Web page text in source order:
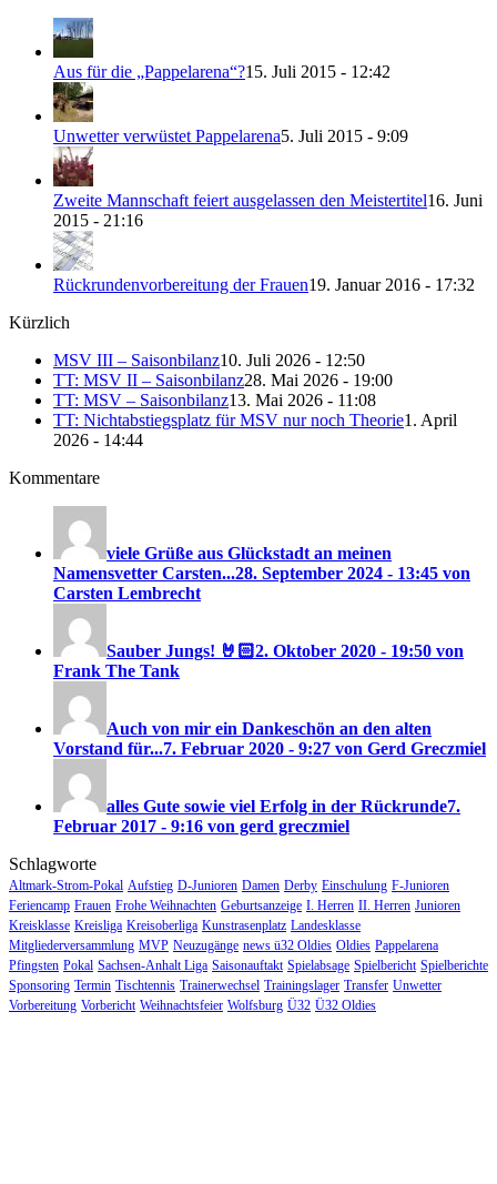
Aus für die „Pappelarena“?15. Juli 2015 - 12:42
Unwetter verwüstet Pappelarena5. Juli 2015 - 9:09
Zweite Mannschaft feiert ausgelassen den Meistertitel16. Juni
2015 - 21:16
Rückrundenvorbereitung der Frauen19. Januar 2016 - 17:32
Kürzlich
MSV III – Saisonbilanz10. Juli 2026 - 12:50
TT: MSV II – Saisonbilanz28. Mai 2026 - 19:00
TT: MSV – Saisonbilanz13. Mai 2026 - 11:08
TT: Nichtabstiegsplatz für MSV nur noch Theorie1. April
2026 - 14:44
Kommentare
viele Grüße aus Glückstadt an meinen
Namensvetter Carsten...28. September 2024 - 13:45 von
Carsten Lembrecht
Sauber Jungs! 🤘🏻2. Oktober 2020 - 19:50 von
Frank The Tank
Auch von mir ein Dankeschön an den alten
Vorstand für...7. Februar 2020 - 9:27 von Gerd Greczmiel
alles Gute sowie viel Erfolg in der Rückrunde7.
Februar 2017 - 9:16 von gerd greczmiel
Schlagworte
Altmark-Strom-Pokal Aufstieg D-Junioren Damen Derby Einschulung F-Junioren
Feriencamp Frauen Frohe Weihnachten Geburtsanzeige I. Herren II. Herren Junioren
Kreisklasse Kreisliga Kreisoberliga Kunstrasenplatz Landesklasse
Mitgliederversammlung MVP Neuzugänge news ü32 Oldies Oldies Pappelarena
Pfingsten Pokal Sachsen-Anhalt Liga Saisonauftakt Spielabsage Spielbericht Spielberichte
Sponsoring Termin Tischtennis Trainerwechsel Trainingslager Transfer Unwetter
Vorbereitung Vorbericht Weihnachtsfeier Wolfsburg Ü32 Ü32 Oldies